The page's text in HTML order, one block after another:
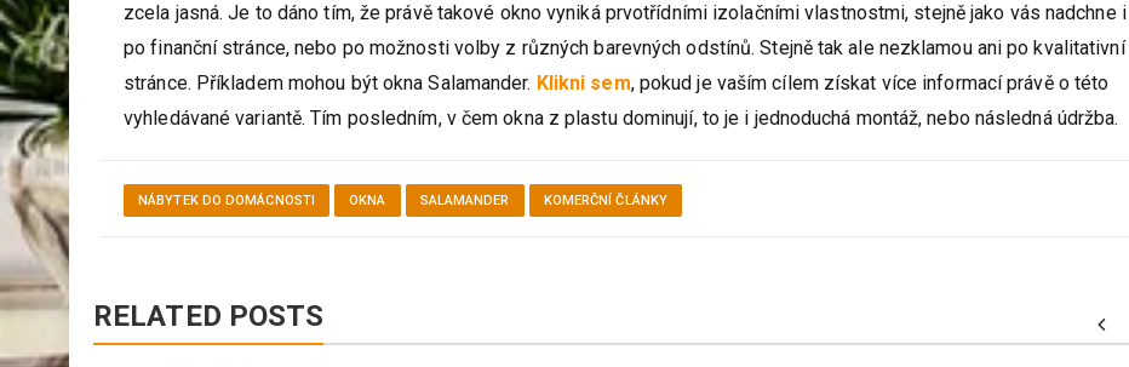
zcela jasná. Je to dáno tím, že právě takové okno vyniká prvotřídními izolačními vlastnostmi, stejně jako vás nadchne i
po finanční stránce, nebo po možnosti volby z různých barevných odstínů. Stejně tak ale nezklamou ani po kvalitativní
stránce. Příkladem mohou být okna Salamander. Klikni sem, pokud je vaším cílem získat více informací právě o této
vyhledávané variantě. Tím posledním, v čem okna z plastu dominují, to je i jednoduchá montáž, nebo následná údržba.
NÁBYTEK DO DOMÁCNOSTI OKNA SALAMANDER KOMERČNÍ ČLÁNKY
RELATED POSTS